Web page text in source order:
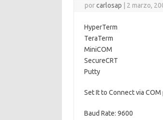
porcarlosap 2 marzo,
HyperTerm
TeraTerm
MiniCOM
SecureCRT
Putty
Set It to Connect via
Baud Rate: 9600